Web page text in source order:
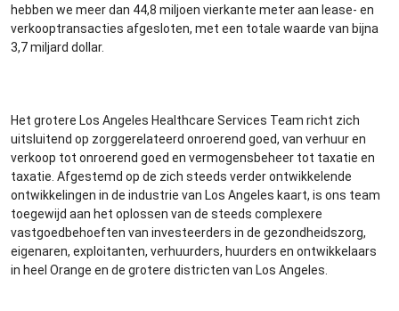
hebben we meer dan 44,8 miljoen vierkante meter aan lease- en
verkooptransacties afgesloten, met een totale waarde van bijna
3,7 miljard dollar.
Het grotere Los Angeles Healthcare Services Team richt zich
uitsluitend op zorggerelateerd onroerend goed, van verhuur en
verkoop tot onroerend goed en vermogensbeheer tot taxatie en
taxatie. Afgestemd op de zich steeds verder ontwikkelende
ontwikkelingen in de industrie van Los Angeles kaart, is ons team
toegewijd aan het oplossen van de steeds complexere
vastgoedbehoeften van investeerders in de gezondheidszorg,
eigenaren, exploitanten, verhuurders, huurders en ontwikkelaars
in heel Orange en de grotere districten van Los Angeles.